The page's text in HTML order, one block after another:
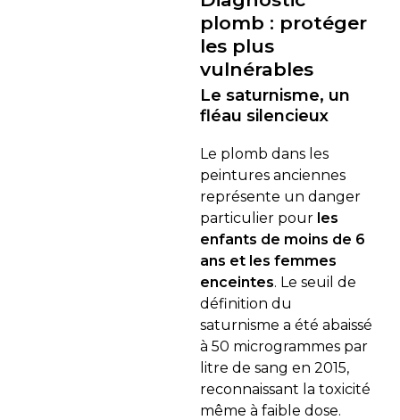
plomb : protéger
les plus
vulnérables
Le saturnisme, un
fléau silencieux
Le plomb dans les
peintures anciennes
représente un danger
particulier pour les
enfants de moins de 6
ans et les femmes
enceintes. Le seuil de
définition du
saturnisme a été abaissé
à 50 microgrammes par
litre de sang en 2015,
reconnaissant la toxicité
même à faible dose.